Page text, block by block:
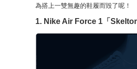
為搭上一雙無趣的鞋履而毀了呢！
1. Nike Air Force 1「Skelton